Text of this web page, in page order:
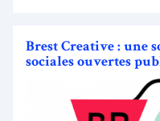
Brest Creative : une
sociales ouvertes